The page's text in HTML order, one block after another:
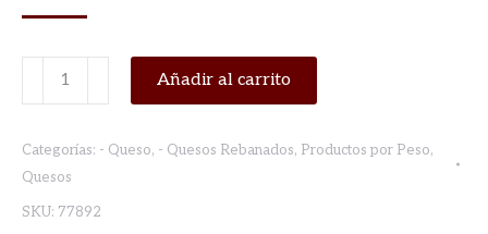
QUESO
BARRA
REBANADO
EUROPEAN
Añadir al carrito
Categorías: - Queso, - Quesos Rebanados, Productos por Peso,
Quesos
SKU: 77892